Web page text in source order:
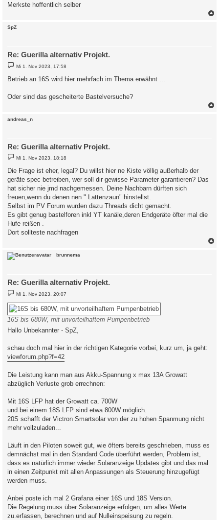
Merkste hoffentlich selber
SpZ
Re: Guerilla alternativ Projekt.
B
e
t
a
g
Mi 1. Nov 2023, 17:58
Betrieb an 16S wird hier mehrfach im Thema erwähnt ...
Oder sind das gescheiterte Bastelversuche?
andreas_n
Re: Guerilla alternativ Projekt.
B
e
t
r
a
g
Mi 1. Nov 2023, 18:18
Die Frage ist eher, legal? Du willst hier ne Kiste völlig außerhalb der
geräte spec betreiben, wer soll dir gewisse Parameter garantieren? Das
hat sicher nie jmd nachgemessen. Deine Nachbarn dürften sich
freuen,wenn du denen nen " Lattenzaun" hinstellst.
Selbst im PV Forum wurden dazu Threads dicht gemacht.
Es gibt genug bastelforen inkl YT kanäle,deren Endgeräte öfter mal die
Hufe reißen .
Dort sollteste nachfragen
brunnema
Re: Guerilla alternativ Projekt.
B
e
i
t
r
a
g
Mi 1. Nov 2023, 20:07
16S bis 680W, mit unvorteilhaftem Pumpenbetrieb
Hallo Unbekannter - SpZ,
schau doch mal hier in der richtigen Kategorie vorbei, kurz um, ja geht:
viewforum.php?f=42
Die Leistung kann man aus Akku-Spannung x max 13A Growatt
abzüglich Verluste grob errechnen:
Mit 16S LFP hat der Growatt ca. 700W
und bei einem 18S LFP sind etwa 800W möglich.
20S schafft der Victron Smartsolar von der zu hohen Spanmung nicht
mehr vollzuladen...
Läuft in den Piloten soweit gut, wie öfters bereits geschrieben, muss es
demnächst mal in den Standard Code überführt werden, Problem ist,
dass es natürlich immer wieder Solaranzeige Updates gibt und das mal
in einen Zeitpunkt mit allen Anpassungen als Steuerung hinzugefügt
werden muss.
Anbei poste ich mal 2 Grafana einer 16S und 18S Version.
Die Regelung muss über Solaranzeige erfolgen, um alles Werte
zu.erfassen, berechnen und auf Nulleinspeisung zu regeln.